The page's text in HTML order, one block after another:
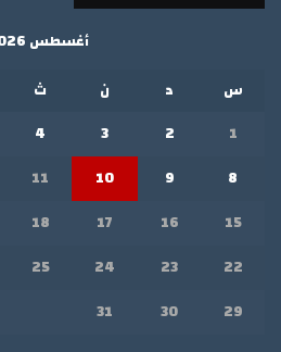
أغسطس 2026
س
د ن ث
1
2
3
4
8
9
10
11
15
16
17
18
22
23
24
25
29
30
31